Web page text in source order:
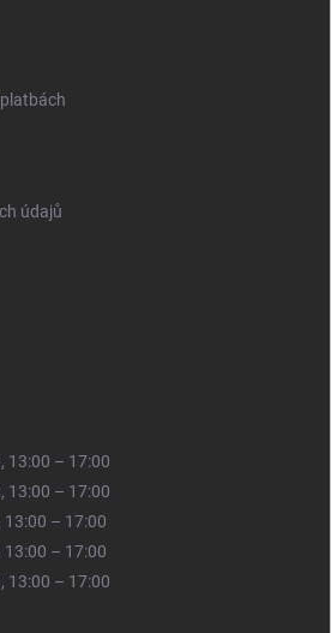
údajů
13:00 – 17:00
13:00 – 17:00
13:00 – 17:00
13:00 – 17:00
13:00 – 17:00